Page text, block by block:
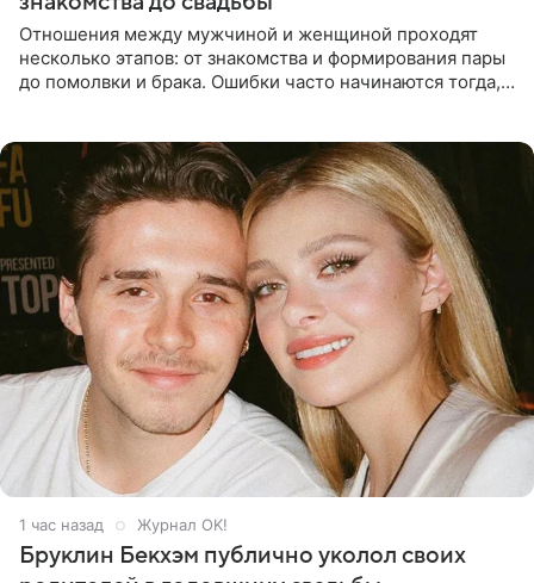
Отношения между мужчиной и женщиной проходят
несколько этапов: от знакомства и формирования пары
до помолвки и брака. Ошибки часто начинаются тогда,
1 час назад Журнал OK!
Бруклин Бекхэм публично уколол своих